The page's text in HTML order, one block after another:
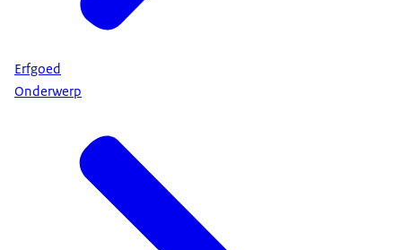
Erfgoed
Onderwerp